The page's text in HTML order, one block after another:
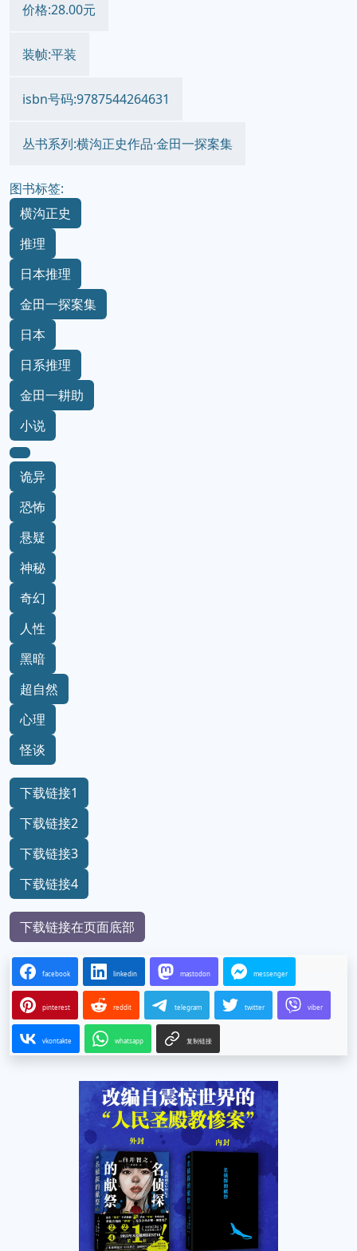
价格:28.00元
装帧:平装
isbn号码:9787544264631
丛书系列:横沟正史作品·金田一探案集
图书标签:
横沟正史
推理
日本推理
金田一探案集
日本
日系推理
金田一耕助
小说
诡异
恐怖
悬疑
神秘
奇幻
人性
黑暗
超自然
心理
怪谈
下载链接1
下载链接2
下载链接3
下载链接4
下载链接在页面底部
facebook linkedin mastodon messenger
pinterest reddit telegram twitter viber
vkontakte whatsapp 复制链接